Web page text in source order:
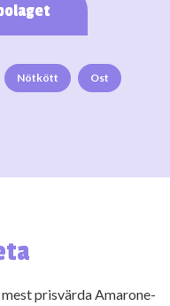
Nötkött Ost
mest prisvärda Amarone-